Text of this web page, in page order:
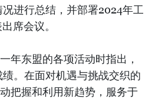
进行总结，并部署2024年工
席会议。
年东盟的各项活动时指出，
。在面对机遇与挑战交织的
把握和利用新趋势，服务于